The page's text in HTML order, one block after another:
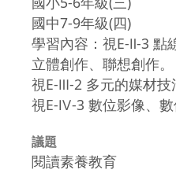
國中7-9年級(四)
學習內容：視E-Ⅱ-3 點
立體創作、聯想創作。
視E-Ⅲ-2 多元的媒材技
視E-Ⅳ-3 數位影像、數
議題
閱讀素養教育